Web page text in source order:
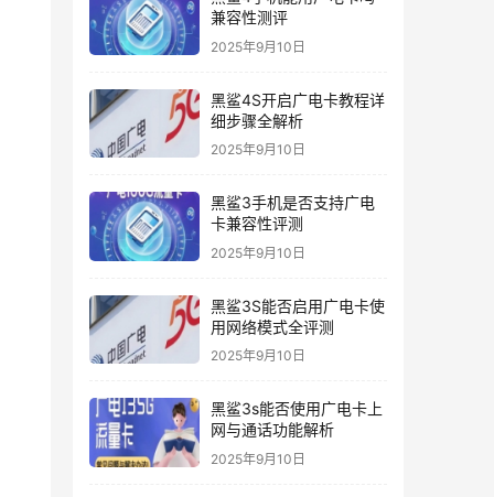
兼容性测评
2025年9月10日
黑鲨4S开启广电卡教程详
细步骤全解析
2025年9月10日
黑鲨3手机是否支持广电
卡兼容性评测
2025年9月10日
黑鲨3S能否启用广电卡使
用网络模式全评测
2025年9月10日
黑鲨3s能否使用广电卡上
网与通话功能解析
2025年9月10日